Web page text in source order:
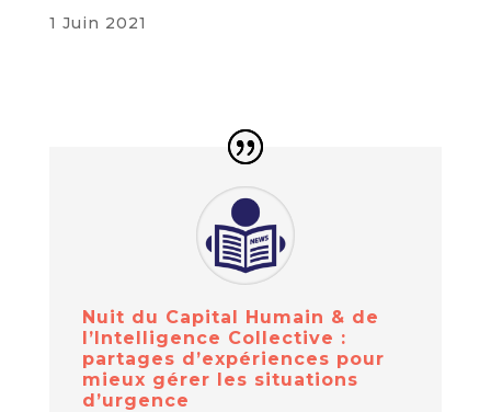
1 Juin 2021
Nuit du Capital Humain & de
l’Intelligence Collective :
partages d’expériences pour
mieux gérer les situations
d’urgence